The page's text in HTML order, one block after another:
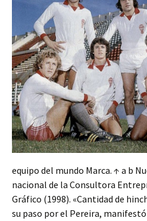
equipo del mundo Marca. ↑ a b
nacional de la Consultora
Gráfico (1998). «Cantidad de
su paso por el Pereira,